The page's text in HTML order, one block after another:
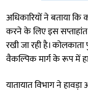
अधिकारियों ने बताया
करने के लिए इस
रखी जा रही है। कोलकाता
वैकल्पिक मार्ग के रूप में
यातायात विभाग ने